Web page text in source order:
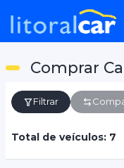
Comprar
Filtrar
Total de veículos: 7